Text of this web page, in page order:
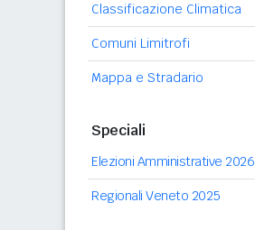
Classificazione Climatica
Comuni Limitrofi
Mappa e Stradario
Speciali
Elezioni Amministrative 2026
Regionali Veneto 2025